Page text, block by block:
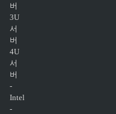
버
3U
서
버
4U
서
버
-
Intel
-